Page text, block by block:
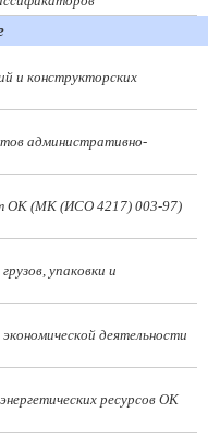
и конструкторских
административно-
ОК (МК (ИСО 4217) 003-97)
упаковки и
деятельности
ресурсов ОК